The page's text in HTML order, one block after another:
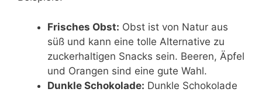
Frisches Obst: Obst ist von Natur aus
süß und kann eine tolle Alternative zu
zuckerhaltigen Snacks sein. Beeren, Äpfel
und Orangen sind eine gute Wahl.
Dunkle Schokolade: Dunkle Schokolade